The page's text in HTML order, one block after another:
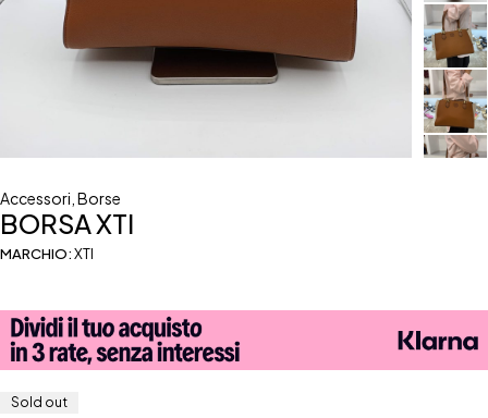
Accessori Borse
BORSA XTI
MARCHIO:XTI
Sold out